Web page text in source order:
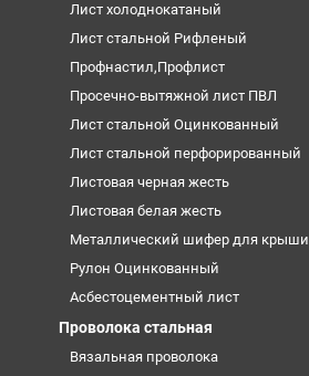
Лист холоднокатаный
Лист стальной Рифленый
Профнастил,Профлист
Просечно-вытяжной лист ПВЛ
Лист стальной Оцинкованный
Лист стальной перфорированный
Листовая черная жесть
Листовая белая жесть
Металлический шифер для крыши
Рулон Оцинкованный
Асбестоцементный лист
Проволока стальная
Вязальная проволока